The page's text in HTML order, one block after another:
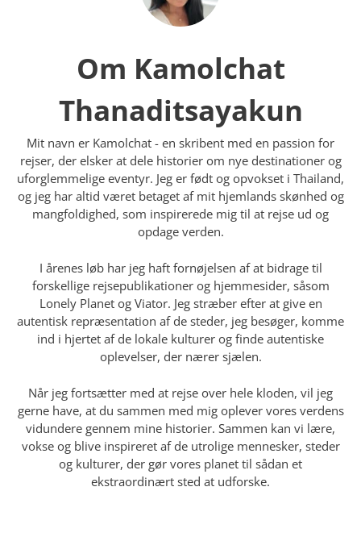
Om Kamolchat
Thanaditsayakun
Mit navn er Kamolchat - en skribent med en passion for
rejser, der elsker at dele historier om nye destinationer og
uforglemmelige eventyr. Jeg er født og opvokset i Thailand,
og jeg har altid været betaget af mit hjemlands skønhed og
mangfoldighed, som inspirerede mig til at rejse ud og
opdage verden.
I årenes løb har jeg haft fornøjelsen af at bidrage til
forskellige rejsepublikationer og hjemmesider, såsom
Lonely Planet og Viator. Jeg stræber efter at give en
autentisk repræsentation af de steder, jeg besøger, komme
ind i hjertet af de lokale kulturer og finde autentiske
oplevelser, der nærer sjælen.
Når jeg fortsætter med at rejse over hele kloden, vil jeg
gerne have, at du sammen med mig oplever vores verdens
vidundere gennem mine historier. Sammen kan vi lære,
vokse og blive inspireret af de utrolige mennesker, steder
og kulturer, der gør vores planet til sådan et
ekstraordinært sted at udforske.